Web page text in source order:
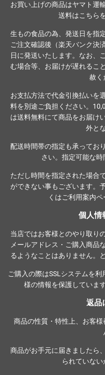
レ
お買い上げの商品はヤマト運
送料はこちら
生もの食品の為、発送日を指
ご注文確認後（楽天バンク決
日に発送いたします。なお、
む場合等、お届けが遅れるこ
赦く
お支払方法で代金引換払いを
料を別途ご負担ください。
は送料無料にて商品をお届け
外と
配送時間帯の指定も承ってお
さい。指定可能な時
ただし時間を指定された場合
ができない事もございます。
くはご利用案内ペ
個人情
当店ではお客様とのやり取り
メールアドレス・ご購入商品
るようなことはありません。
ご購入の際はSSLシステムを利
様の情報を保護していま
返品
商品の性質・特性上、お客
商品がお手元に届きましたら
られていない